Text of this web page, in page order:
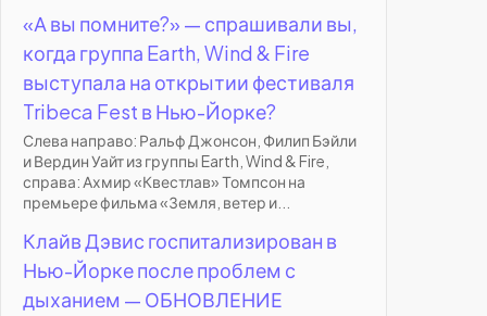
«А вы помните?» — спрашивали вы,
когда группа Earth, Wind & Fire
выступала на открытии фестиваля
Tribeca Fest в Нью-Йорке?
Слева направо: Ральф Джонсон, Филип Бэйли
и Вердин Уайт из группы Earth, Wind & Fire,
справа: Ахмир «Квестлав» Томпсон на
премьере фильма «Земля, ветер и...
Клайв Дэвис госпитализирован в
Нью-Йорке после проблем с
дыханием — ОБНОВЛЕНИЕ